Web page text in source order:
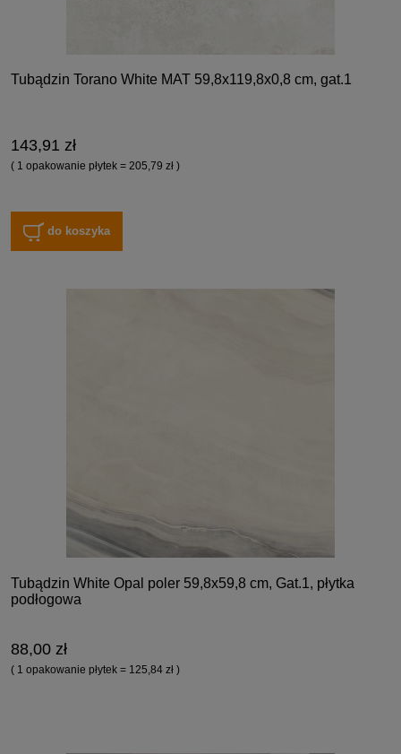
Tubądzin Torano White MAT 59,8x119,8x0,8 cm, gat.1
143,91 zł
( 1 opakowanie płytek = 205,79 zł )
do koszyka
Tubądzin White Opal poler 59,8x59,8 cm, Gat.1, płytka
podłogowa
88,00 zł
( 1 opakowanie płytek = 125,84 zł )